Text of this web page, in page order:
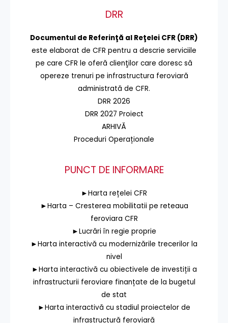
DRR
Documentul de Referinţă al Reţelei CFR (DRR)
este elaborat de CFR pentru a descrie serviciile
pe care CFR le oferă clienţilor care doresc să
opereze trenuri pe infrastructura feroviară
administrată de CFR.
DRR 2026
DRR 2027 Proiect
ARHIVĂ
Proceduri Operaționale
PUNCT DE INFORMARE
►Harta rețelei CFR
►Harta – Cresterea mobilitatii pe reteaua
feroviara CFR
►Lucrări în regie proprie
►Harta interactivă cu modernizările trecerilor la
nivel
►Harta interactivă cu obiectivele de investiții a
infrastructurii feroviare finanțate de la bugetul
de stat
►Harta interactivă cu stadiul proiectelor de
infrastructură feroviară